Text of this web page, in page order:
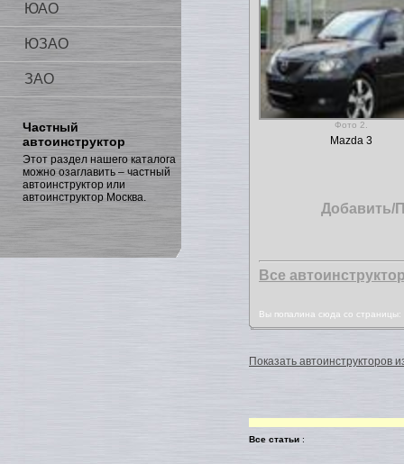
ЮАО
ЮЗАО
ЗАО
Частный
автоинструктор
Этот раздел нашего каталога
можно озаглавить – частный
автоинструктор или
автоинструктор Москва.
Фото 2.
Mazda 3
Добавить/
Все
Вы попалина сюда со
Показать автоинструкторов
Все статьи :